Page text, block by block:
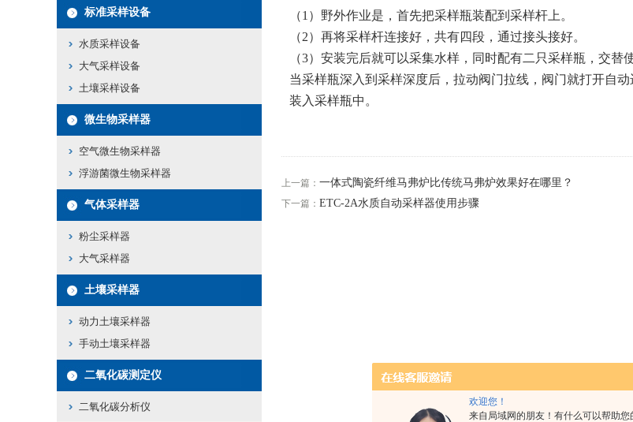
欢迎您！
来自局域网的朋友！有什么可以帮助您
标准采样设备
水质采样设备
大气采样设备
土壤采样设备
微生物采样器
空气微生物采样器
浮游菌微生物采样器
气体采样器
粉尘采样器
大气采样器
土壤采样器
动力土壤采样器
手动土壤采样器
二氧化碳测定仪
二氧化碳分析仪
（1 ）野外作业是，首先把采样瓶装配到采样杆上。
（2）再将采样杆连接好，共有四段，通过接头接好。
（3）安装完后就可以采集水样，同时配有二只采样瓶，交替使
当采样瓶深入到采样深度后，拉动阀门拉线，阀门就打开自
装入采样瓶中。
上一篇： 一体式陶瓷纤维马弗炉比传统马弗炉效果好在哪里？
下一篇： ETC-2A水质自动采样器使用步骤